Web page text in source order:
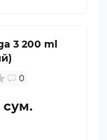
3 200 ml
0
сум.